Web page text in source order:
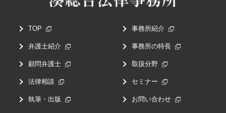
TOP 事務所紹介
弁護士紹介 事務所の特長
顧問弁護士 取扱分野
法律相談 セミナー
執筆・出版 お問い合わせ